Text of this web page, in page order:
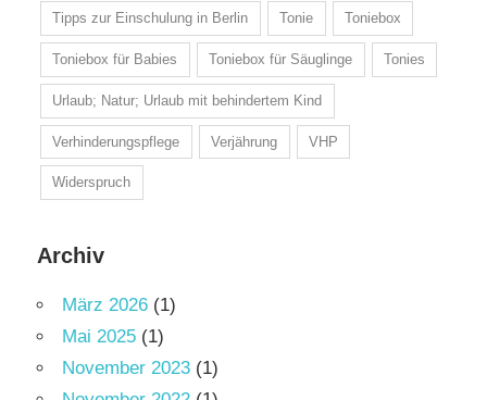
Tipps zur Einschulung in Berlin Tonie Toniebox
Toniebox für Babies Toniebox für Säuglinge Tonies
Urlaub; Natur; Urlaub mit behindertem Kind
Verhinderungspflege Verjährung VHP
Widerspruch
Archiv
März 2026 (1)
Mai 2025 (1)
November 2023 (1)